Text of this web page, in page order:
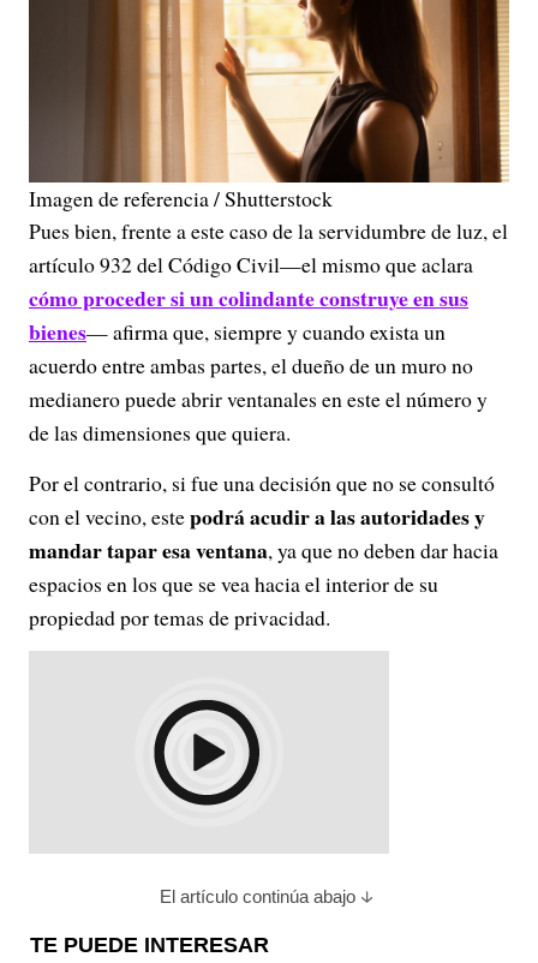
Imagen de referencia / Shutterstock
Pues bien, frente a este caso de la servidumbre de luz, el
artículo 932 del Código Civil—el mismo que aclara
cómo proceder si un colindante construye en sus
bienes— afirma que, siempre y cuando exista un
acuerdo entre ambas partes, el dueño de un muro no
medianero puede abrir ventanales en este el número y
de las dimensiones que quiera.
Por el contrario, si fue una decisión que no se consultó
con el vecino, estepodrá acudir a las autoridades y
mandar tapar esa ventana, ya que no deben dar hacia
espacios en los que se vea hacia el interior de su
propiedad por temas de privacidad.
El artículo continúa abajo
TE PUEDE INTERESAR